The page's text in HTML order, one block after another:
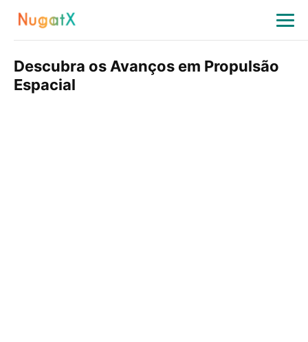
Descubra os Avanços em Propulsão
Espacial